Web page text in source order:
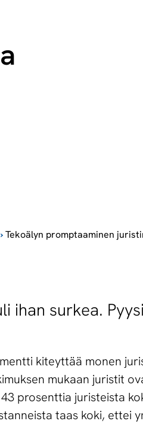
›Tekoälyn promptaaminen
ihan surkea.
kiteyttää monen
mukaan juristit
prosenttia juristeista
taas koki, ettei